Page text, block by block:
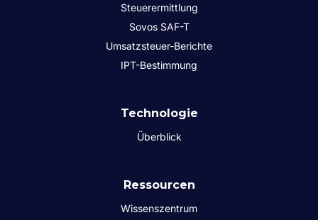
Steuerermittlung
Sovos SAF-T
Umsatzsteuer-Berichte
IPT-Bestimmung
Technologie
Überblick
Ressourcen
Wissenszentrum